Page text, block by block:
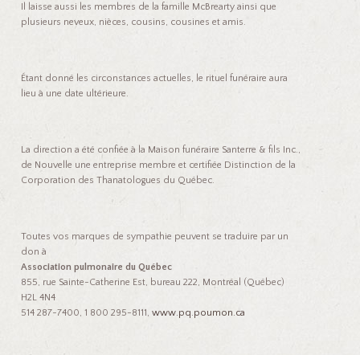
Il laisse aussi les membres de la famille McBrearty ainsi que
plusieurs neveux, nièces, cousins, cousines et amis.
Étant donné les circonstances actuelles, le rituel funéraire aura
lieu à une date ultérieure.
La direction a été confiée à la Maison funéraire Santerre & fils Inc.,
de Nouvelle une entreprise membre et certifiée Distinction de la
Corporation des Thanatologues du Québec.
Toutes vos marques de sympathie peuvent se traduire par un
don à
Association pulmonaire du Québec
855, rue Sainte-Catherine Est, bureau 222, Montréal (Québec)
H2L 4N4
514 287-7400, 1 800 295-8111,www.pq.poumon.ca